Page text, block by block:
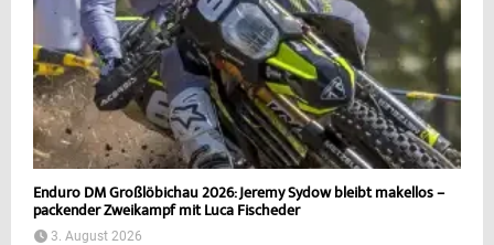
Enduro DM Großlöbichau 2026: Jeremy Sydow bleibt makellos –
packender Zweikampf mit Luca Fischeder
3. August 2026